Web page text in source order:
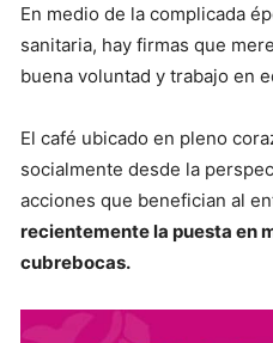
En medio de la complicada
sanitaria, hay firmas que
buena voluntad y trabajo en
El café ubicado en pleno
socialmente desde la
acciones que benefician al
recientemente la puesta en
cubrebocas.